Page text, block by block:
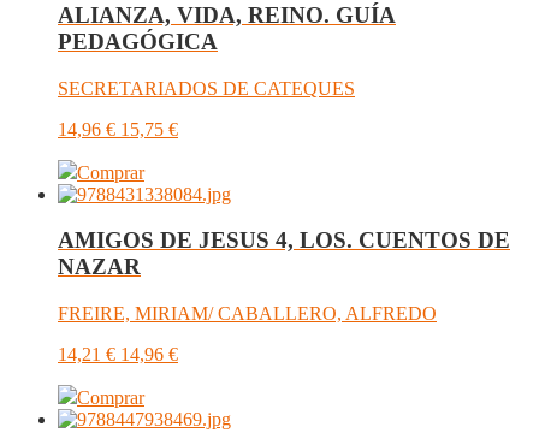
ALIANZA, VIDA, REINO. GUÍA
PEDAGÓGICA
SECRETARIADOS DE CATEQUES
14,96 € 15,75 €
Comprar
AMIGOS DE JESUS 4, LOS. CUENTOS DE
NAZAR
FREIRE, MIRIAM/ CABALLERO, ALFREDO
14,21 € 14,96 €
Comprar